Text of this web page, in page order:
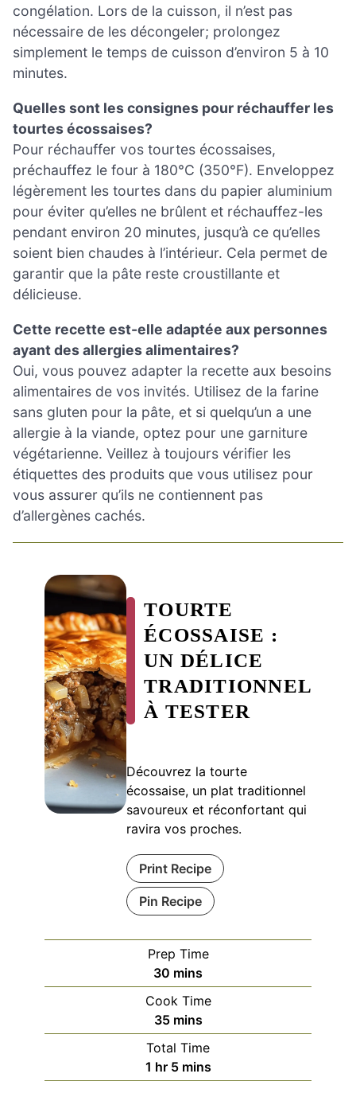
congélation. Lors de la cuisson, il n’est pas
nécessaire de les décongeler; prolongez
simplement le temps de cuisson d’environ 5 à 10
minutes.
Quelles sont les consignes pour réchauffer les
tourtes écossaises?
Pour réchauffer vos tourtes écossaises,
préchauffez le four à 180°C (350°F). Enveloppez
légèrement les tourtes dans du papier aluminium
pour éviter qu’elles ne brûlent et réchauffez-les
pendant environ 20 minutes, jusqu’à ce qu’elles
soient bien chaudes à l’intérieur. Cela permet de
garantir que la pâte reste croustillante et
délicieuse.
Cette recette est-elle adaptée aux personnes
ayant des allergies alimentaires?
Oui, vous pouvez adapter la recette aux besoins
alimentaires de vos invités. Utilisez de la farine
sans gluten pour la pâte, et si quelqu’un a une
allergie à la viande, optez pour une garniture
végétarienne. Veillez à toujours vérifier les
étiquettes des produits que vous utilisez pour
vous assurer qu’ils ne contiennent pas
d’allergènes cachés.
TOURTE
ÉCOSSAISE :
UN DÉLICE
TRADITIONNEL
À TESTER
Découvrez la tourte
écossaise, un plat traditionnel
savoureux et réconfortant qui
ravira vos proches.
Print Recipe
Pin Recipe
Prep Time
30 minutes
mins
Cook Time
35minutes
mins
Total Time
1 hour
hr 5minutes
mins